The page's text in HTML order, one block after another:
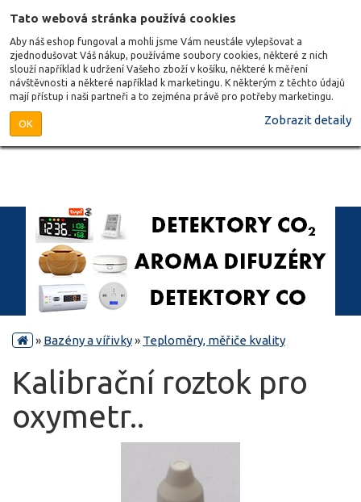
Tato webová stránka používá cookies
Aby náš eshop fungoval a mohli jsme Vám neustále vylepšovat a
zjednodušovat Váš nákup, používáme soubory cookies, některé z nich
slouží například k udržení Vašeho zboží v košíku, některé k měření
návštěvnosti a některé například k marketingu. K některým z těchto údajů
mají přístup i naši partneři a to zejména právě pro potřeby marketingu.
OK Zobrazit detaily
» Bazény a vířivky» Teploměry, měřiče kvality
Kalibrační roztok pro
oxymetr..